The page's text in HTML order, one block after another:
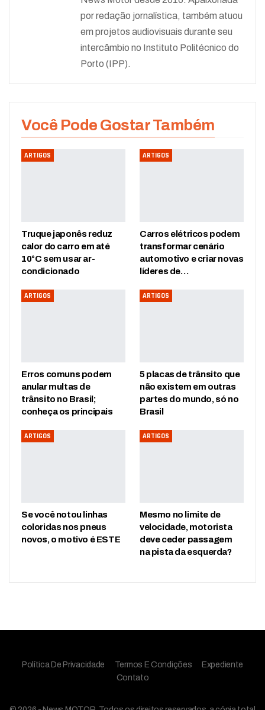
por redação jornalística, também atuou
em projetos audiovisuais durante seu
intercâmbio no Instituto Politécnico do
Porto (IPP).
Você Pode Gostar Também
ARTIGOS
Truque japonês reduz
calor do carro em até
10°C sem usar ar-
condicionado
ARTIGOS
Carros elétricos podem
transformar cenário
automotivo e criar novas
líderes de…
ARTIGOS
Erros comuns podem
anular multas de
trânsito no Brasil;
conheça os principais
ARTIGOS
5 placas de trânsito que
não existem em outras
partes do mundo, só no
Brasil
ARTIGOS
Se você notou linhas
coloridas nos pneus
novos, o motivo é ESTE
ARTIGOS
Mesmo no limite de
velocidade, motorista
deve ceder passagem
na pista da esquerda?
Política De Privacidade Termos E Condições
Expediente
Contato